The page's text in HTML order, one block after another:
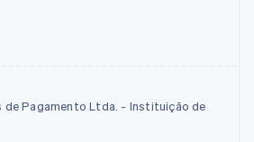
de Pagamento Ltda. - Instituição de